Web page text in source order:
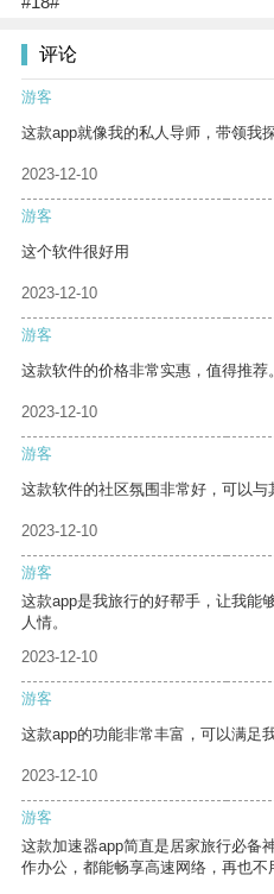
评论
游客
这款app就像我的私人导师，带领我
2023-12-10
游客
这个软件很好用
2023-12-10
游客
这款软件的价格非常实惠，值得推荐。
2023-12-10
游客
这款软件的社区氛围非常好，可以与
2023-12-10
游客
这款app是我旅行的好帮手，让我能
人情。
2023-12-10
游客
这款app的功能非常丰富，可以满足
2023-12-10
游客
这款加速器app简直是居家旅行必备
作办公，都能畅享高速网络，再也不